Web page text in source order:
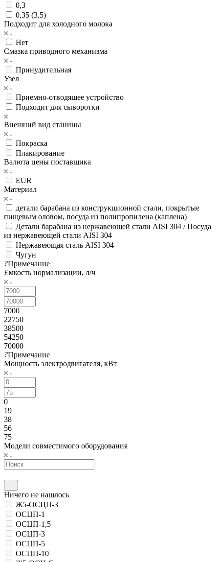
0,3
0,35 (3,5)
Подходит для холодного молока
Нет
Смазка приводного механизма
Принудительная
Узел
Приемно-отводящее устройство
Подходит для сыворотки
Внешний вид станины
Покраска
Плакирование
Валюта цены поставщика
EUR
Материал
детали барабана из конструкционной стали, покрытые
пищевым оловом, посуда из полипропилена (каплена)
Детали барабана из нержавеющей стали AISI 304 / Посуда
из нержавеющей стали AISI 304
Нержавеющая сталь AISI 304
Чугун
?Примечание
Емкость нормализации, л/ч
7000
22750
38500
54250
70000
?Примечание
Мощность электродвигателя, кВт
0
19
38
56
75
Модели совместимого оборудования
Ничего не нашлось
Ж5-ОСЦП-3
ОСЦП-1
ОСЦП-1,5
ОСЦП-3
ОСЦП-5
ОСЦП-10